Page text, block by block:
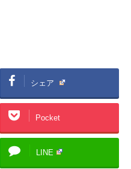
シェア
Pocket
LINE